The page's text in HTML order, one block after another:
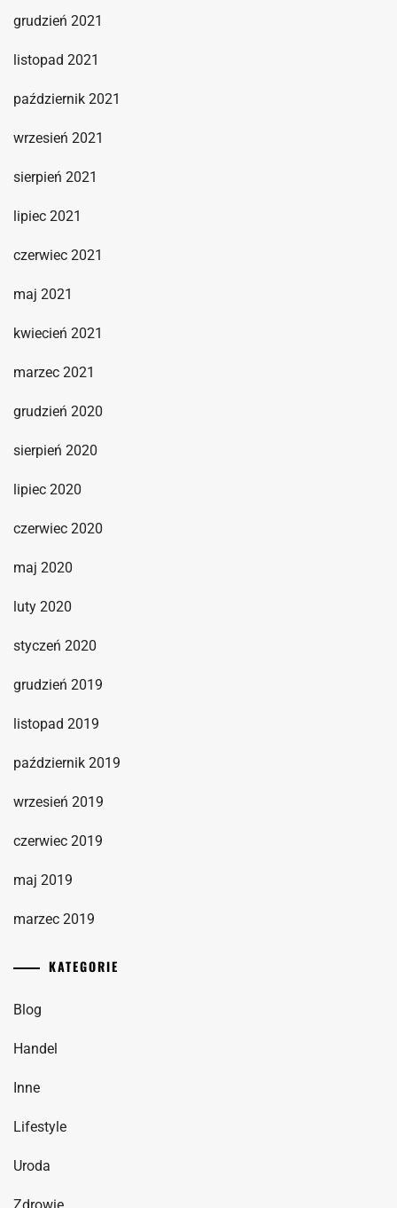
grudzień 2021
listopad 2021
październik 2021
wrzesień 2021
sierpień 2021
lipiec 2021
czerwiec 2021
maj 2021
kwiecień 2021
marzec 2021
grudzień 2020
sierpień 2020
lipiec 2020
czerwiec 2020
maj 2020
luty 2020
styczeń 2020
grudzień 2019
listopad 2019
październik 2019
wrzesień 2019
czerwiec 2019
maj 2019
marzec 2019
KATEGORIE
Blog
Handel
Inne
Lifestyle
Uroda